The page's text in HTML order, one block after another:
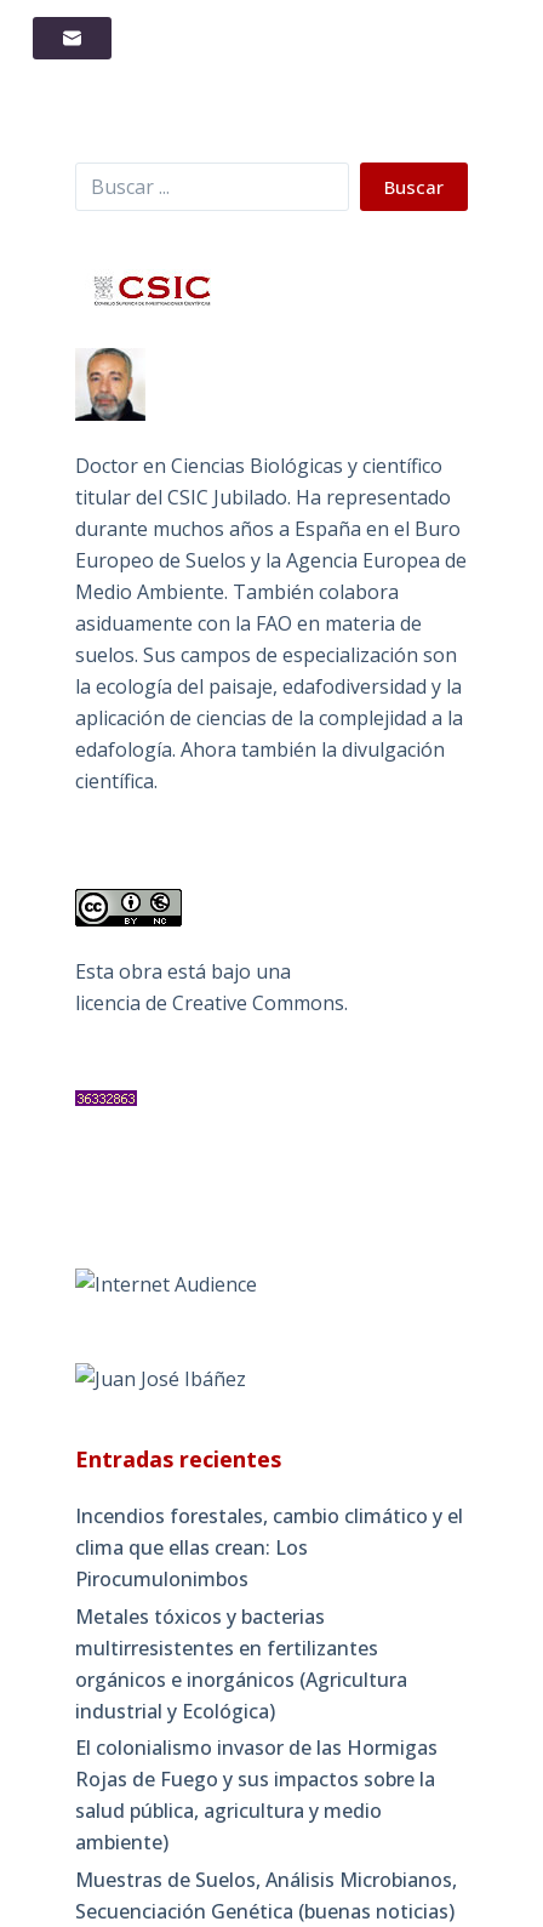
Buscar Buscar
Doctor en Ciencias Biológicas y científico
titular del CSIC Jubilado. Ha representado
durante muchos años a España en el Buro
Europeo de Suelos y la Agencia Europea de
Medio Ambiente. También colabora
asiduamente con la FAO en materia de
suelos. Sus campos de especialización son
la ecología del paisaje, edafodiversidad y la
aplicación de ciencias de la complejidad a la
edafología. Ahora también la divulgación
científica.
Esta obra está bajo una
licencia de Creative Commons.
Entradas recientes
Incendios forestales, cambio climático y el
clima que ellas crean: Los
Pirocumulonimbos
Metales tóxicos y bacterias
multirresistentes en fertilizantes
orgánicos e inorgánicos (Agricultura
industrial y Ecológica)
El colonialismo invasor de las Hormigas
Rojas de Fuego y sus impactos sobre la
salud pública, agricultura y medio
ambiente)
Muestras de Suelos, Análisis Microbianos,
Secuenciación Genética (buenas noticias)